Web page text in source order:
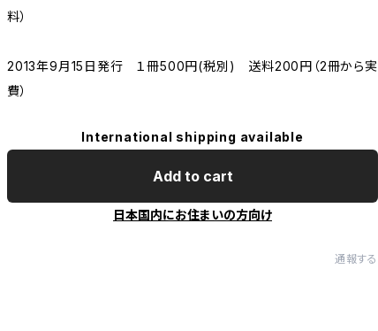
料）
2013年9月15日発行 １冊500円(税別) 送料200円（2冊から実
費）
International shipping available
Add to cart
日本国内にお住まいの方向け
通報する